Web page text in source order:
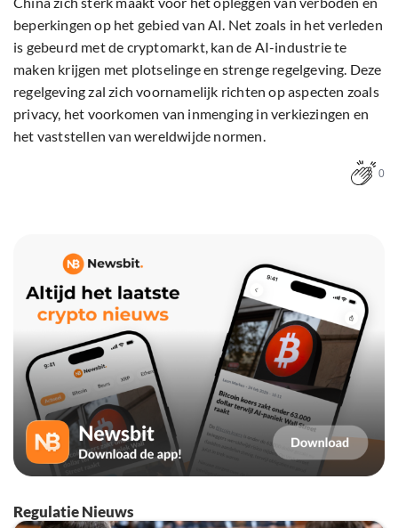
beperkingen op het gebied van AI. Net zoals in het verleden
is gebeurd met de cryptomarkt, kan de AI-industrie te
maken krijgen met plotselinge en strenge regelgeving. Deze
regelgeving zal zich voornamelijk richten op aspecten zoals
privacy, het voorkomen van inmenging in verkiezingen en
het vaststellen van wereldwijde normen.
0
Regulatie Nieuws